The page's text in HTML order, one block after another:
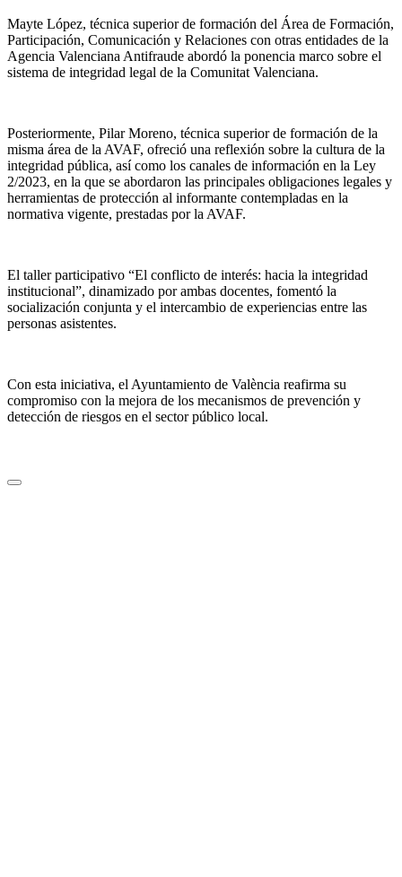
Mayte López, técnica superior de formación del Área de Formación,
Participación, Comunicación y Relaciones con otras entidades de la
Agencia Valenciana Antifraude abordó la ponencia marco sobre el
sistema de integridad legal de la Comunitat Valenciana.
Posteriormente, Pilar Moreno, técnica superior de formación de la
misma área de la AVAF, ofreció una reflexión sobre la cultura de la
integridad pública, así como los canales de información en la Ley
2/2023, en la que se abordaron las principales obligaciones legales y
herramientas de protección al informante contempladas en la
normativa vigente, prestadas por la AVAF.
El taller participativo “El conflicto de interés: hacia la integridad
institucional”, dinamizado por ambas docentes, fomentó la
socialización conjunta y el intercambio de experiencias entre las
personas asistentes.
Con esta iniciativa, el Ayuntamiento de València reafirma su
compromiso con la mejora de los mecanismos de prevención y
detección de riesgos en el sector público local.